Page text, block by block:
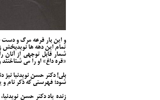
و این بار قرعه مرگ و دست
تمام این دهه ها نویدبخش
شمار قابل توجهی از آنان
«قره داغ» او را می
بلی! دکتر حسن نویدنیا
شود؛ فهرستی که ذکر نام و